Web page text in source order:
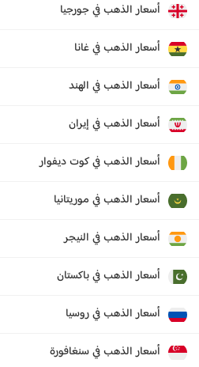
أسعار الذهب في جورجيا
أسعار الذهب في غانا
أسعار الذهب في الهند
أسعار الذهب في إيران
أسعار الذهب في كوت ديفوار
أسعار الذهب في موريتانيا
أسعار الذهب في النيجر
أسعار الذهب في باكستان
أسعار الذهب في روسيا
أسعار الذهب في سنغافورة